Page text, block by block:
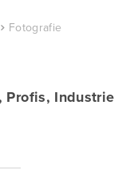
Fotografie
Profis, Industrie